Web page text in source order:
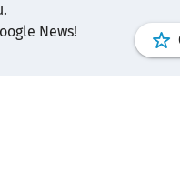
News!